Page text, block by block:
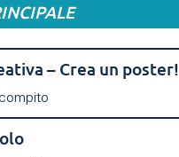
– Crea un poster!